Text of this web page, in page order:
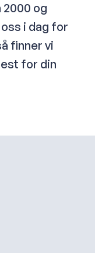
normal
og
i dag for
finner vi
for din